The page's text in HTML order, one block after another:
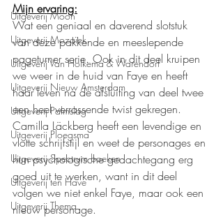
Uitgeverij Moon
Uitgeverij Mozaïek
Uitgeverij Van Holkema & Warendorf
Uitgeverij Nieuw Amsterdam
Uitgeverij Palmslag
Uitgeverij Ploegsma
Uitgeverij Spectrum boeken
Uitgeverij ten Have
Uitgeverij Thema
Mijn ervaring:
Wat een geniaal en daverend slotstuk
van deze pakkende en meeslepende
pageturner serie. Ook in dit deel kruipen
we weer in de huid van Faye en heeft
haar leven na de afsluiting van deel twee
een heel verrassende twist gekregen.
Camilla Läckberg heeft een levendige en
vlotte schrijfstijl en weet de personages en
hun psychologische gedachtegang erg
goed uit te werken, want in dit deel
volgen we niet enkel Faye, maar ook een
nieuw personage.